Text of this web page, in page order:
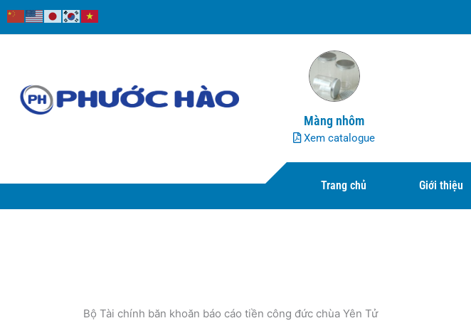
Nhảy
tới
Màng nhôm
Xem catalogue
Trang chủ Giới thiệu
Bộ Tài chính băn khoăn báo cáo tiền công đức chùa Yên Tử